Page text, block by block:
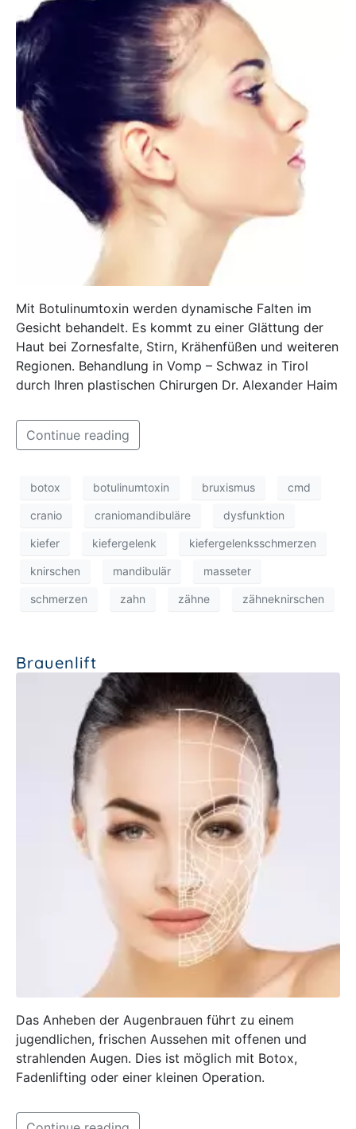
Mit Botulinumtoxin werden dynamische Falten im
Gesicht behandelt. Es kommt zu einer Glättung der
Haut bei Zornesfalte, Stirn, Krähenfüßen und weiteren
Regionen. Behandlung in Vomp – Schwaz in Tirol
durch Ihren plastischen Chirurgen Dr. Alexander Haim
Continue reading
botox botulinumtoxin bruxismus cmd
cranio craniomandibuläre dysfunktion
kiefer kiefergelenk kiefergelenksschmerzen
knirschen mandibulär masseter
schmerzen zahn zähne zähneknirschen
Brauenlift
Das Anheben der Augenbrauen führt zu einem
jugendlichen, frischen Aussehen mit offenen und
strahlenden Augen. Dies ist möglich mit Botox,
Fadenlifting oder einer kleinen Operation.